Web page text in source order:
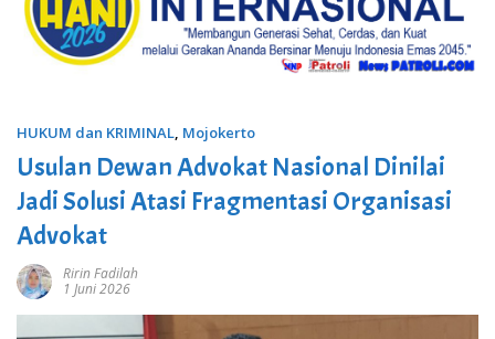
HUKUM dan KRIMINAL, Mojokerto
Usulan Dewan Advokat Nasional Dinilai
Jadi Solusi Atasi Fragmentasi Organisasi
Advokat
Ririn Fadilah
1 Juni 2026